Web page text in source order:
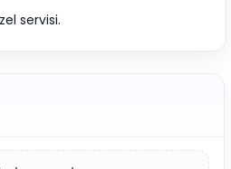
servisi.